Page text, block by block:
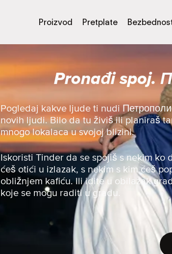
Proizvod Pretplate
Pronađi spoj.
Pogledaj kakve ljude ti nudi
novih ljudi. Bilo da tu živiš ili planiraš
mnogo lokalaca u svojoj blizini.
Iskoristi Tinder da se spojiš s nekim
ćeš otići u izlazak, s nekim s kim ćeš
obližnjem kafiću. Ili idite u obilazak
koje se mogu raditi u gradu.